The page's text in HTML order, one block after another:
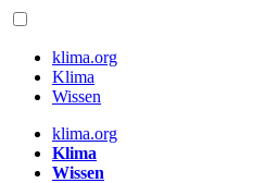
klima.org
Klima
Wissen
klima.org
Klima
Wissen